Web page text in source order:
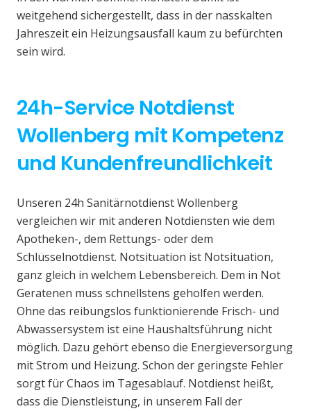
weitgehend sichergestellt, dass in der nasskalten
Jahreszeit ein Heizungsausfall kaum zu befürchten
sein wird.
24h-Service Notdienst
Wollenberg mit Kompetenz
und Kundenfreundlichkeit
Unseren 24h Sanitärnotdienst Wollenberg
vergleichen wir mit anderen Notdiensten wie dem
Apotheken-, dem Rettungs- oder dem
Schlüsselnotdienst. Notsituation ist Notsituation,
ganz gleich in welchem Lebensbereich. Dem in Not
Geratenen muss schnellstens geholfen werden.
Ohne das reibungslos funktionierende Frisch- und
Abwassersystem ist eine Haushaltsführung nicht
möglich. Dazu gehört ebenso die Energieversorgung
mit Strom und Heizung. Schon der geringste Fehler
sorgt für Chaos im Tagesablauf. Notdienst heißt,
dass die Dienstleistung, in unserem Fall der